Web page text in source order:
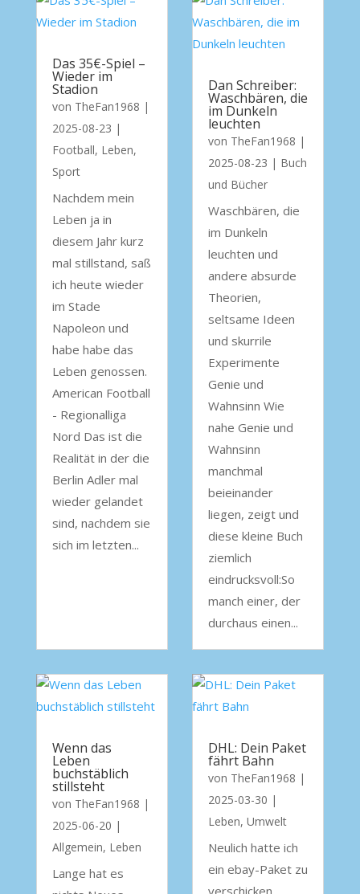
Das 35€-Spiel –
Wieder im
Stadion
von TheFan1968 |
2025-08-23 |
Football, Leben,
Sport
Nachdem mein
Leben ja in
diesem Jahr kurz
mal stillstand, saß
ich heute wieder
im Stade
Napoleon und
habe habe das
Leben genossen.
American Football
- Regionalliga
Nord Das ist die
Realität in der die
Berlin Adler mal
wieder gelandet
sind, nachdem sie
sich im letzten...
Dan Schreiber:
Waschbären, die
im Dunkeln
leuchten
von TheFan1968 |
2025-08-23 | Buch
und Bücher
Waschbären, die
im Dunkeln
leuchten und
andere absurde
Theorien,
seltsame Ideen
und skurrile
Experimente
Genie und
Wahnsinn Wie
nahe Genie und
Wahnsinn
manchmal
beieinander
liegen, zeigt und
diese kleine Buch
ziemlich
eindrucksvoll:So
manch einer, der
durchaus einen...
Wenn das
Leben
buchstäblich
stillsteht
von TheFan1968 |
2025-06-20 |
Allgemein, Leben
Lange hat es
DHL: Dein Paket
fährt Bahn
von TheFan1968 |
2025-03-30 |
Leben, Umwelt
Neulich hatte ich
ein ebay-Paket zu
verschicken.